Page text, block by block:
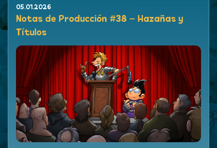
05.01.2026
Notas de Producción #38 – Hazañas y
Títulos